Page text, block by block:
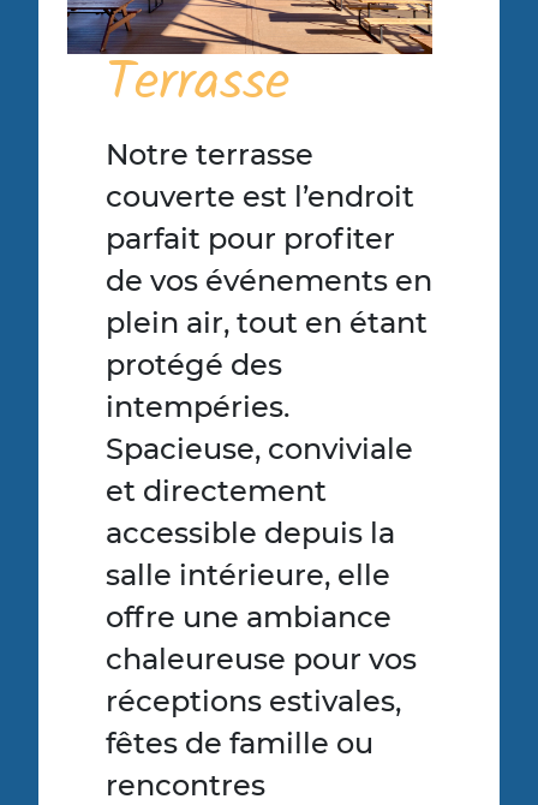
Terrasse
Notre terrasse
couverte est l’endroit
parfait pour profiter
de vos événements en
plein air, tout en étant
protégé des
intempéries.
Spacieuse, conviviale
et directement
accessible depuis la
salle intérieure, elle
offre une ambiance
chaleureuse pour vos
réceptions estivales,
fêtes de famille ou
rencontres